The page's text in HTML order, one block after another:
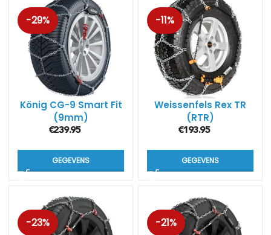
-29%
König CG-9 Smart Fit
(9mm)
€239.95
GEGEVENS
-11%
Weissenfels Rex TR
(RTR)
€193.95
GEGEVENS
-23% -21%